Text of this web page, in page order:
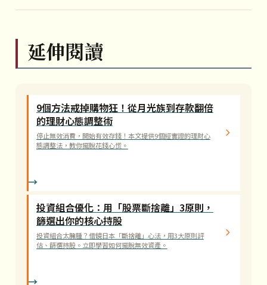
延伸閱讀
9個方法戒掉購物狂！從月光族到存款翻倍
的理財心態調整術
停止無效消費，開始有效存錢！本文提供9個經實證的理財心
態調整法，教你擺脫花錢心慌。
投資組合優化：用「股票斷捨離」3原則，
篩選出你的核心持股
投資組合太臃腫？借鏡日本「斷捨離」心法，用3大原則評
估、篩選持股。立即學習如何擺脫無效資產。